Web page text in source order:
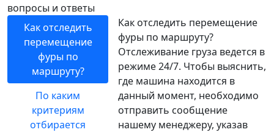
вопросы и ответы
Как отследить
перемещение
фуры по
маршруту?
По каким
критериям
отбирается
Как отследить перемещение
фуры по маршруту?
Отслеживание груза ведется в
режиме 24/7. Чтобы выяснить,
где машина находится в
данный момент, необходимо
отправить сообщение
нашему менеджеру, указав